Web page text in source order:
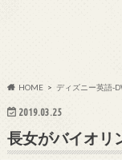
HOME ディズニー英語-
2019.03.25
長女がバイオリ